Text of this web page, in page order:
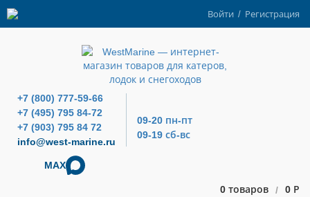
Войти / Регистрация
+7 (800) 777-59-66
+7 (495) 795 84-72
+7 (903) 795 84 72
info@west-marine.ru
09-20 пн-пт
09-19 сб-вс
MAX
0 товаров / 0 Р